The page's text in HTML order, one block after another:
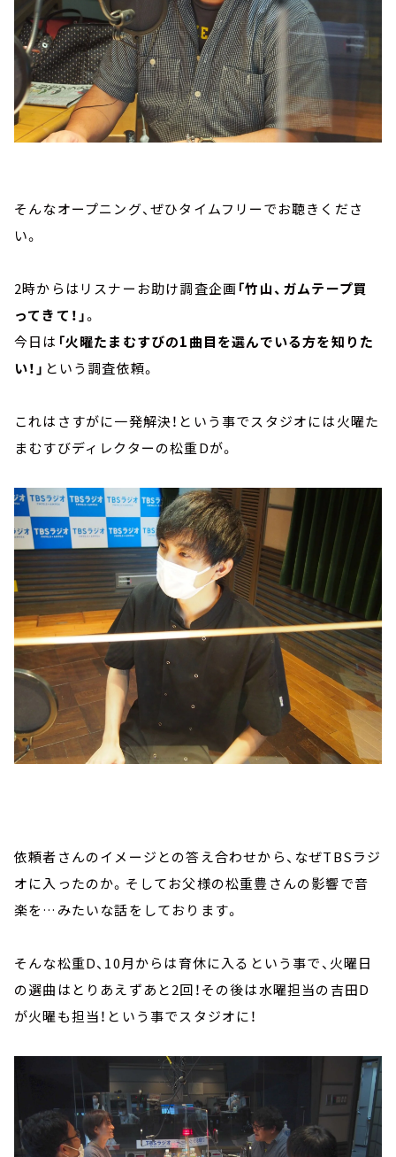
そんなオープニング、ぜひタイムフリーでお聴きくださ
い。
2時からはリスナーお助け調査企画「竹山、ガムテープ買
ってきて！」。
今日は 「火曜たまむすびの1曲目を選んでいる方を知りた
い！」 という調査依頼。
これはさすがに一発解決！という事でスタジオには火曜た
まむすびディレクターの松重Dが。
依頼者さんのイメージとの答え合わせから、なぜTBSラジ
オに入ったのか。そしてお父様の松重豊さんの影響で音
楽を…みたいな話をしております。
そんな松重D、10月からは育休に入るという事で、火曜日
の選曲はとりあえずあと2回！その後は水曜担当の吉田D
が火曜も担当！という事でスタジオに！